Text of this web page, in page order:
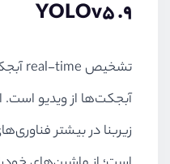
9.
YOLOv5
تشخیص real-time
آبجکت‌ها از ویدیو است.
زیربنا در بیشتر